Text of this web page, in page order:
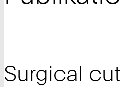
Surgical